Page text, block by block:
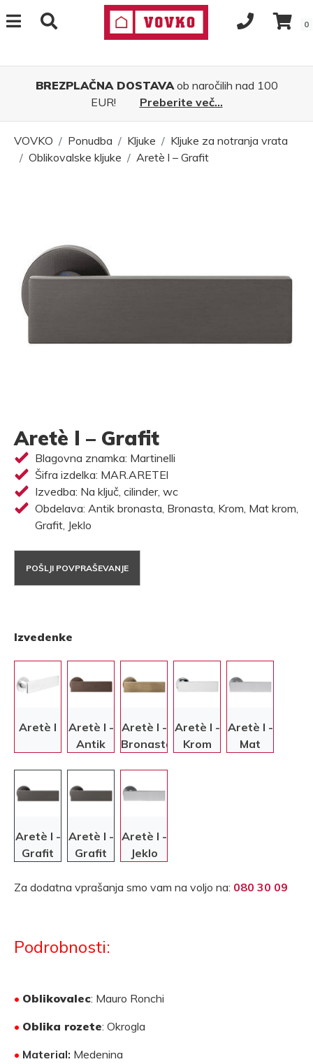
0
BREZPLAČNA DOSTAVAob naročilih nad 100
EUR!
Preberite več...
VOVKO Ponudba Kljuke
Kljuke za notranja vrata
Oblikovalske kljuke
Aretè l – Grafit
Aretè l – Grafit
Blagovna znamka: Martinelli
Šifra izdelka: MAR.ARETEl
Izvedba: Na ključ, cilinder, wc
Obdelava: Antik bronasta, Bronasta, Krom, Mat krom,
Grafit, Jeklo
POŠLJI POVPRAŠEVANJE
Izvedenke
Aretè l
Aretè l -
Antik
Aretè l -
Bronasta
Aretè l -
Krom
Aretè l -
Mat
Aretè l -
Grafit
Aretè l -
Grafit
Aretè l -
Jeklo
Za dodatna vprašanja smo vam na voljo na: 080 30 09
Podrobnosti:
• Oblikovalec: Mauro Ronchi
• Oblika rozete: Okrogla
• Material: Medenina